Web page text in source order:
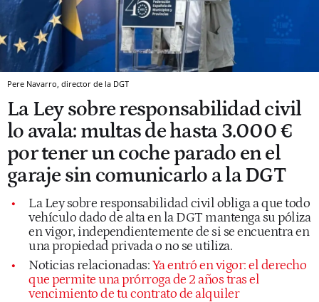
Pere Navarro, director de la DGT
La Ley sobre responsabilidad civil
lo avala: multas de hasta 3.000 €
por tener un coche parado en el
garaje sin comunicarlo a la DGT
La Ley sobre responsabilidad civil obliga a que todo
vehículo dado de alta en la DGT mantenga su póliza
en vigor, independientemente de si se encuentra en
una propiedad privada o no se utiliza.
Noticias relacionadas:Ya entró en vigor: el derecho
que permite una prórroga de 2 años tras el
vencimiento de tu contrato de alquiler